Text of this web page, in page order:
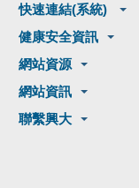
快速連結(系統)
健康安全資訊
網站資源
網站資訊
聯繫興大